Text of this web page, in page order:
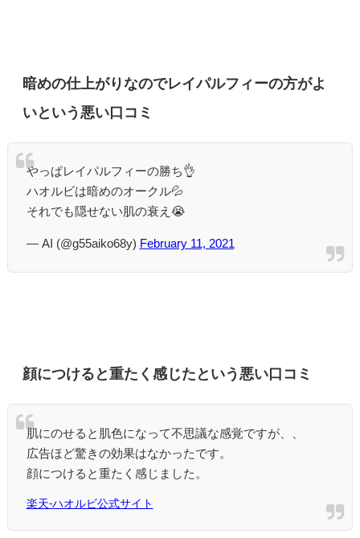
暗めの仕上がりなのでレイパルフィーの方がよ
いという悪い口コミ
やっぱレイパルフィーの勝ち👌
ハオルビは暗めのオークル💦
それでも隠せない肌の衰え😭
— AI (@g55aiko68y) February 11, 2021
顔につけると重たく感じたという悪い口コミ
肌にのせると肌色になって不思議な感覚ですが、、
広告ほど驚きの効果はなかったです。
顔につけると重たく感じました。
楽天-ハオルビ公式サイト